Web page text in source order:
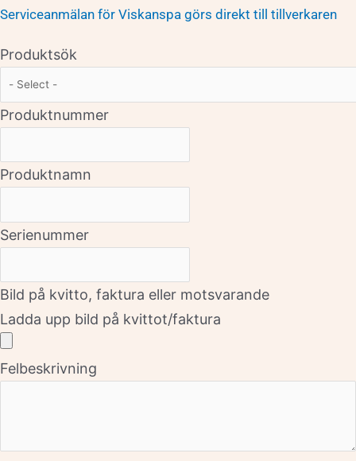
Serviceanmälan för Viskanspa görs direkt till tillverkaren
Produktsök
Produktnummer
Produktnamn
Serienummer
Bild på kvitto, faktura eller motsvarande
Ladda upp bild på kvittot/faktura
Felbeskrivning